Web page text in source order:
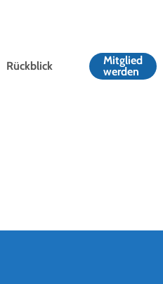
Rückblick
Mitglied
werden